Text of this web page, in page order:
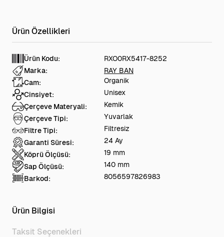
Ürün Kodu:
RXO0RX5417-8252
Marka:
RAY BAN
Cam:
Organik
Cinsiyet:
Unisex
Çerçeve Materyali:
Kemik
Çerçeve Tipi:
Yuvarlak
Filtre Tipi:
Filtresiz
Garanti Süresi:
24 Ay
Köprü Ölçüsü:
19 mm
Sap Ölçüsü:
140 mm
Barkod:
8056597826983
Ürün Bilgisi
Taksit Seçenekleri